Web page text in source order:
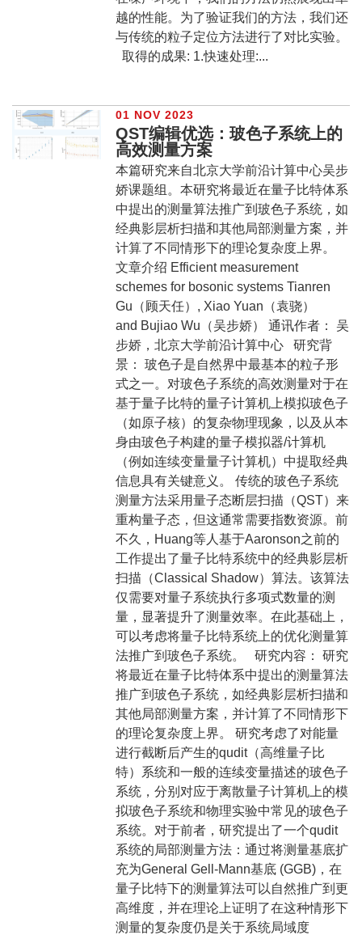
越的性能。为了验证我们的方法，我们还
与传统的粒子定位方法进行了对比实验。
取得的成果: 1.快速处理:...
01 NOV 2023
QST编辑优选：玻色子系统上的
高效测量方案
本篇研究来自北京大学前沿计算中心吴步
娇课题组。本研究将最近在量子比特体系
中提出的测量算法推广到玻色子系统，如
经典影层析扫描和其他局部测量方案，并
计算了不同情形下的理论复杂度上界。
文章介绍 Efficient measurement
schemes for bosonic systems Tianren
Gu（顾天任）, Xiao Yuan（袁骁）
and Bujiao Wu（吴步娇） 通讯作者： 吴
步娇，北京大学前沿计算中心 研究背
景： 玻色子是自然界中最基本的粒子形
式之一。对玻色子系统的高效测量对于在
基于量子比特的量子计算机上模拟玻色子
（如原子核）的复杂物理现象，以及从本
身由玻色子构建的量子模拟器/计算机
（例如连续变量量子计算机）中提取经典
信息具有关键意义。 传统的玻色子系统
测量方法采用量子态断层扫描（QST）来
重构量子态，但这通常需要指数资源。前
不久，Huang等人基于Aaronson之前的
工作提出了量子比特系统中的经典影层析
扫描（Classical Shadow）算法。该算法
仅需要对量子系统执行多项式数量的测
量，显著提升了测量效率。在此基础上，
可以考虑将量子比特系统上的优化测量算
法推广到玻色子系统。 研究内容： 研究
将最近在量子比特体系中提出的测量算法
推广到玻色子系统，如经典影层析扫描和
其他局部测量方案，并计算了不同情形下
的理论复杂度上界。 研究考虑了对能量
进行截断后产生的qudit（高维量子比
特）系统和一般的连续变量描述的玻色子
系统，分别对应于离散量子计算机上的模
拟玻色子系统和物理实验中常见的玻色子
系统。对于前者，研究提出了一个qudit
系统的局部测量方法：通过将测量基底扩
充为General Gell-Mann基底 (GGB)，在
量子比特下的测量算法可以自然推广到更
高维度，并在理论上证明了在这种情形下
测量的复杂度仍是关于系统局域度